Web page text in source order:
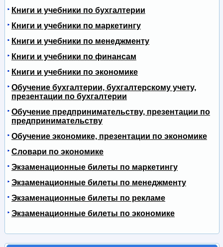
Книги и учебники по бухгалтерии
Книги и учебники по маркетингу
Книги и учебники по менеджменту
Книги и учебники по финансам
Книги и учебники по экономике
Обучение бухгалтерии, бухгалтерскому учету,
презентации по бухгалтерии
Обучение предпринимательству, презентации по
предпринимательству
Обучение экономике, презентации по экономике
Словари по экономике
Экзаменационные билеты по маркетингу
Экзаменационные билеты по менеджменту
Экзаменационные билеты по рекламе
Экзаменационные билеты по экономике